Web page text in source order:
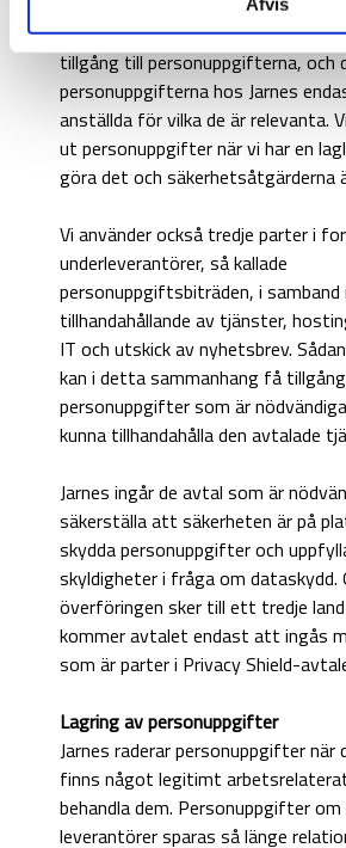
Endast utvalda personer från
tillgång till personuppgifterna, och
personuppgifterna hos Jarnes
anställda för vilka de är relevanta.
ut personuppgifter när vi har en
göra det och säkerhetsåtgärderna
Vi använder också tredje parter i
underleverantörer, så kallade
personuppgiftsbiträden, i samband
tillhandahållande av tjänster,
IT och utskick av nyhetsbrev.
kan i detta sammanhang få
personuppgifter som är
kunna tillhandahålla den avtalade
Jarnes ingår de avtal som är
säkerställa att säkerheten är på
skydda personuppgifter och
skyldigheter i fråga om dataskydd.
överföringen sker till ett tredje
kommer avtalet endast att ingås
som är parter i Privacy Shield-
Lagring av personuppgifter
Jarnes raderar personuppgifter när
finns något legitimt
behandla dem. Personuppgifter om
leverantörer sparas så länge